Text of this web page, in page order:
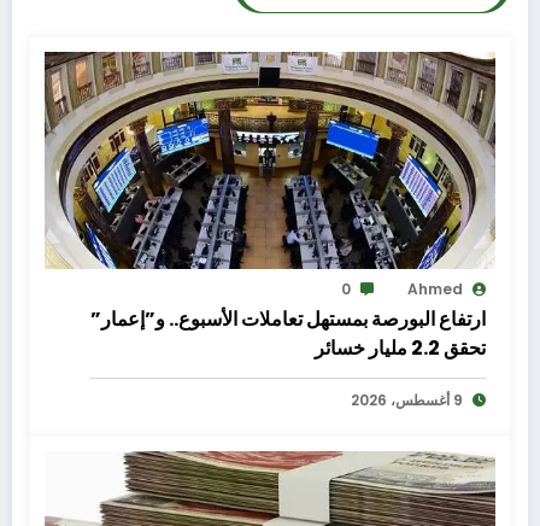
Ahmed
0
ارتفاع البورصة بمستهل تعاملات الأسبوع.. و”إعمار”
تحقق 2.2 مليار خسائر
9 أغسطس، 2026